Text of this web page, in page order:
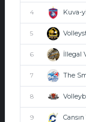
4 Kuva-
5
6 İllegal
7 The
8
9